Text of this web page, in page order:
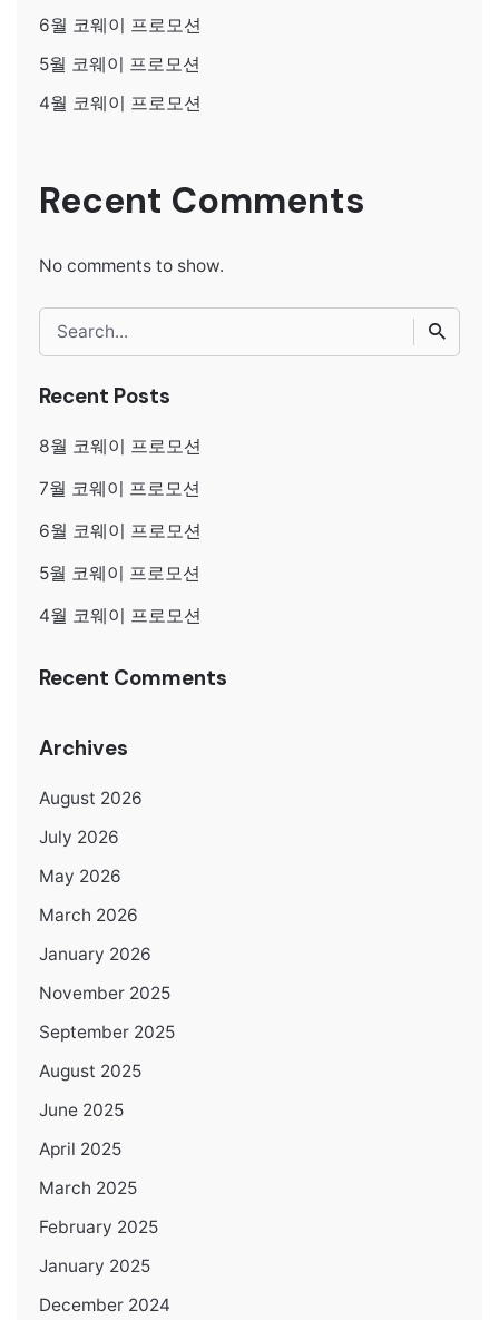
6월 코웨이 프로모션
5월 코웨이 프로모션
4월 코웨이 프로모션
Recent Comments
No comments to show.
Search
for
Recent Posts
8월 코웨이 프로모션
7월 코웨이 프로모션
6월 코웨이 프로모션
5월 코웨이 프로모션
4월 코웨이 프로모션
Recent Comments
Archives
August 2026
July 2026
May 2026
March 2026
January 2026
November 2025
September 2025
August 2025
June 2025
April 2025
March 2025
February 2025
January 2025
December 2024